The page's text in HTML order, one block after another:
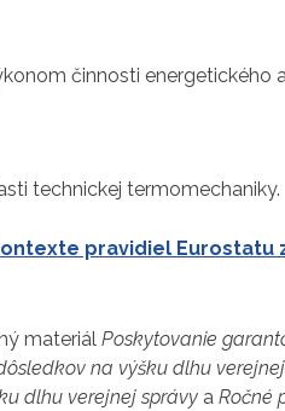
činnosti energetického
technickej termomechaniky.
pravidiel Eurostatu
materiál Poskytovanie
na výšku dlhu verejnej
dlhu verejnej správy a Ročné